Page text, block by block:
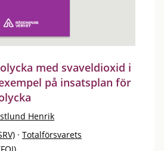
med svaveldioxid i
på insatsplan för
Henrik
· Totalförsvarets